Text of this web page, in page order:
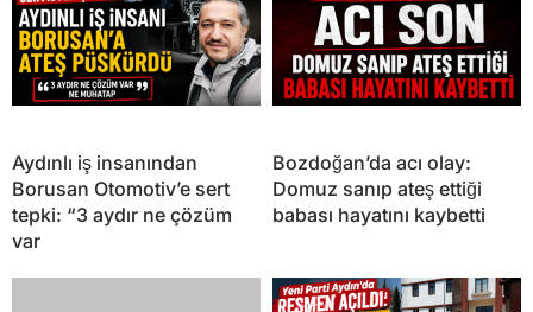
Aydınlı iş insanından
Borusan Otomotiv’e sert
tepki: “3 aydır ne çözüm
var
Bozdoğan’da acı olay:
Domuz sanıp ateş ettiği
babası hayatını kaybetti